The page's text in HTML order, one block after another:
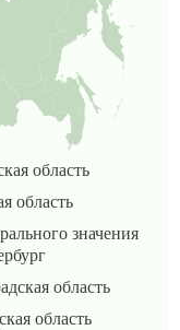
область
область
значения
область
область